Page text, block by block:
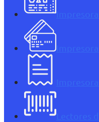
Lectores